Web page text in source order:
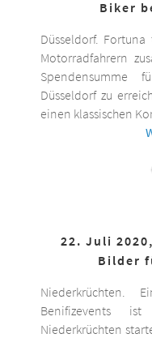
Biker
Düsseldorf.
Motorradfahrern
Spendensumme
Düsseldorf zu
einen klassischen
22. Juli
Bilder
Niederkrüchten.
Benifizevents
Niederkrüchten